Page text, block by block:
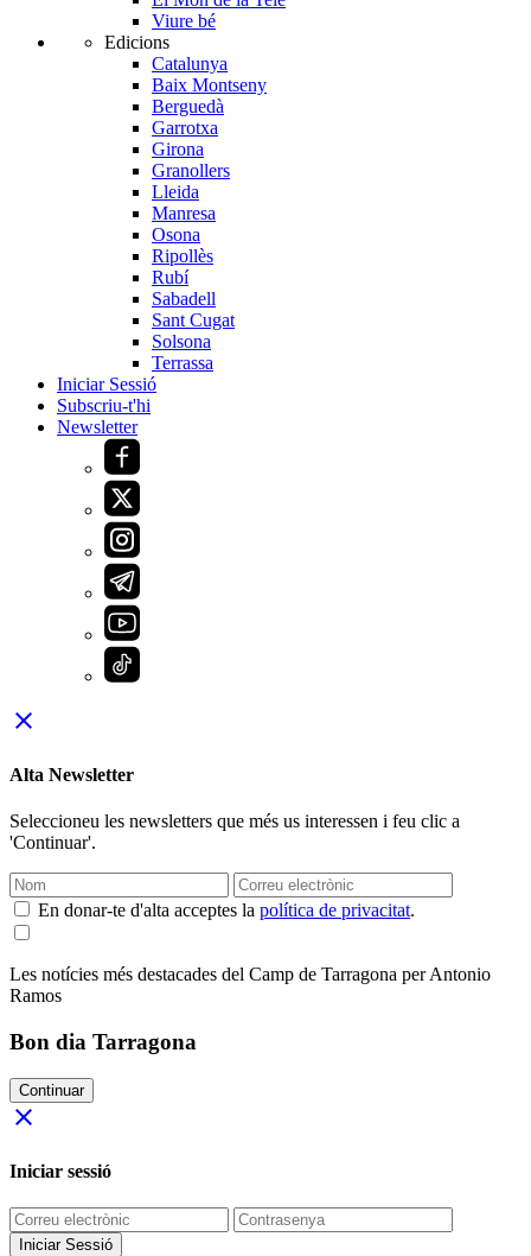
Viure bé
Edicions
Catalunya
Baix Montseny
Berguedà
Garrotxa
Girona
Granollers
Lleida
Manresa
Osona
Ripollès
Rubí
Sabadell
Sant Cugat
Solsona
Terrassa
Iniciar Sessió
Subscriu-t'hi
Newsletter
close
Alta Newsletter
Seleccioneu les newsletters que més us interessen i feu clic a
'Continuar'.
En donar-te d'alta acceptes la política de privacitat.
Les notícies més destacades del Camp de Tarragona per Antonio
Ramos
Bon dia Tarragona
Continuar
close
Iniciar sessió
Iniciar Sessió